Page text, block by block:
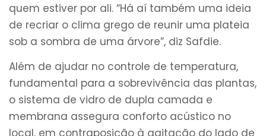
quem estiver por ali. “Há aí também uma ideia
de recriar o clima grego de reunir uma plateia
sob a sombra de uma árvore”, diz Safdie.
Além de ajudar no controle de temperatura,
fundamental para a sobrevivência das plantas,
o sistema de vidro de dupla camada e
membrana assegura conforto acústico no
local, em contraposição à agitação do lado de